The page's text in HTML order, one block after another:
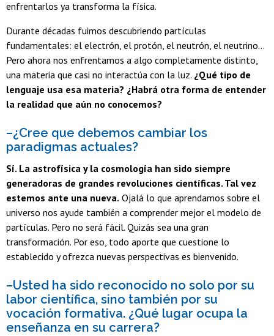
enfrentarlos ya transforma la física.
Durante décadas fuimos descubriendo partículas
fundamentales: el electrón, el protón, el neutrón, el neutrino…
Pero ahora nos enfrentamos a algo completamente distinto,
una materia que casi no interactúa con la luz. ¿Qué tipo de
lenguaje usa esa materia? ¿Habrá otra forma de entender
la realidad que aún no conocemos?
–¿Cree que debemos cambiar los
paradigmas actuales?
Sí. La astrofísica y la cosmología han sido siempre
generadoras de grandes revoluciones científicas. Tal vez
estemos ante una nueva. Ojalá lo que aprendamos sobre el
universo nos ayude también a comprender mejor el modelo de
partículas. Pero no será fácil. Quizás sea una gran
transformación. Por eso, todo aporte que cuestione lo
establecido y ofrezca nuevas perspectivas es bienvenido.
–Usted ha sido reconocido no solo por su
labor científica, sino también por su
vocación formativa. ¿Qué lugar ocupa la
enseñanza en su carrera?